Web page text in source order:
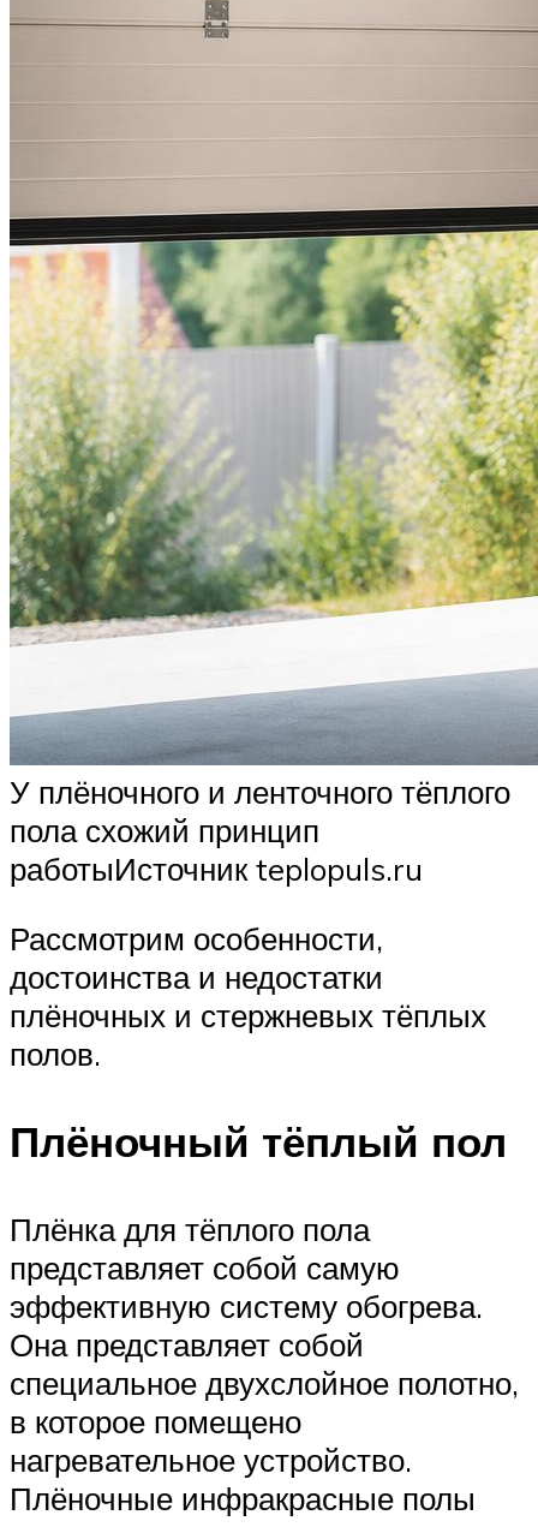
У плёночного и ленточного тёплого
пола схожий принцип
работыИсточник teplopuls.ru
Рассмотрим особенности,
достоинства и недостатки
плёночных и стержневых тёплых
полов.
Плёночный тёплый пол
Плёнка для тёплого пола
представляет собой самую
эффективную систему обогрева.
Она представляет собой
специальное двухслойное полотно,
в которое помещено
нагревательное устройство.
Плёночные инфракрасные полы